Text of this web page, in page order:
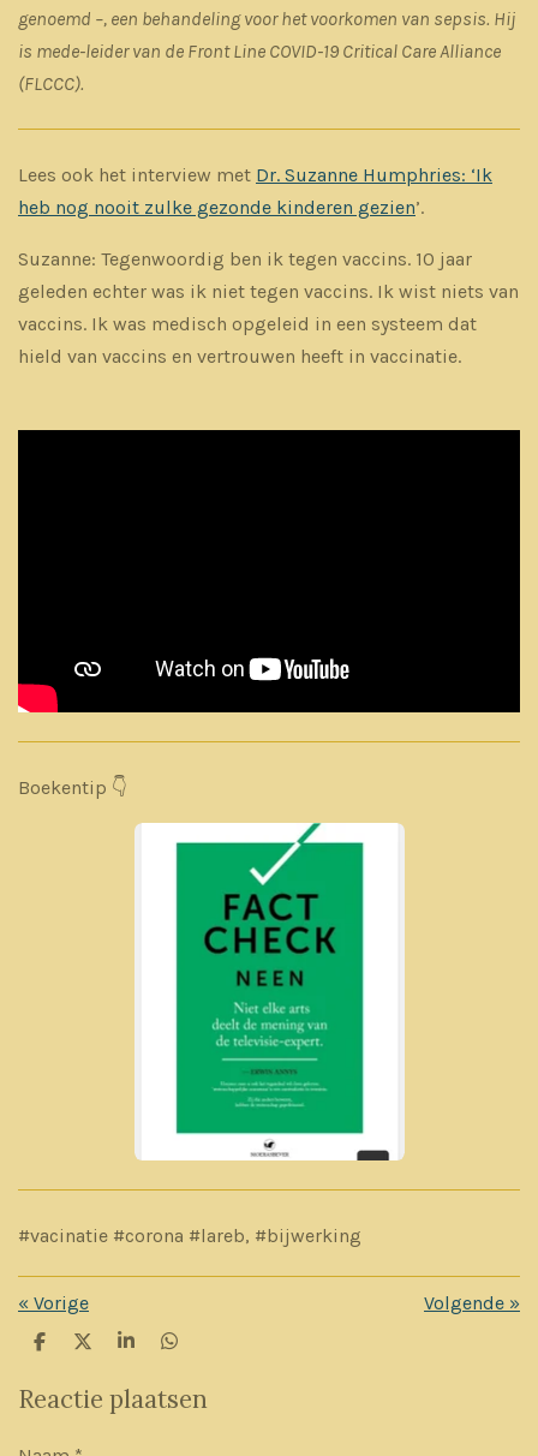
genoemd –, een behandeling voor het voorkomen van sepsis. Hij
is mede-leider van de Front Line COVID-19 Critical Care Alliance
(FLCCC).
Lees ook het interview met Dr. Suzanne Humphries: ‘Ik
heb nog nooit zulke gezonde kinderen gezien’.
Suzanne: Tegenwoordig ben ik tegen vaccins. 10 jaar
geleden echter was ik niet tegen vaccins. Ik wist niets van
vaccins. Ik was medisch opgeleid in een systeem dat
hield van vaccins en vertrouwen heeft in vaccinatie.
Boekentip 👇
#vacinatie #corona #lareb, #bijwerking
« Vorige Volgende »
D
e
D
e
l
S
a
r
D
e
Reactie plaatsen